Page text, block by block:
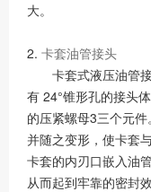
大。
2. 卡套油管接头
卡套式液压油管接
有 24°锥形孔的接头
的压紧螺母3三个元
并随之变形，使卡套
卡套的内刃口嵌入油
从而起到牢靠的密封